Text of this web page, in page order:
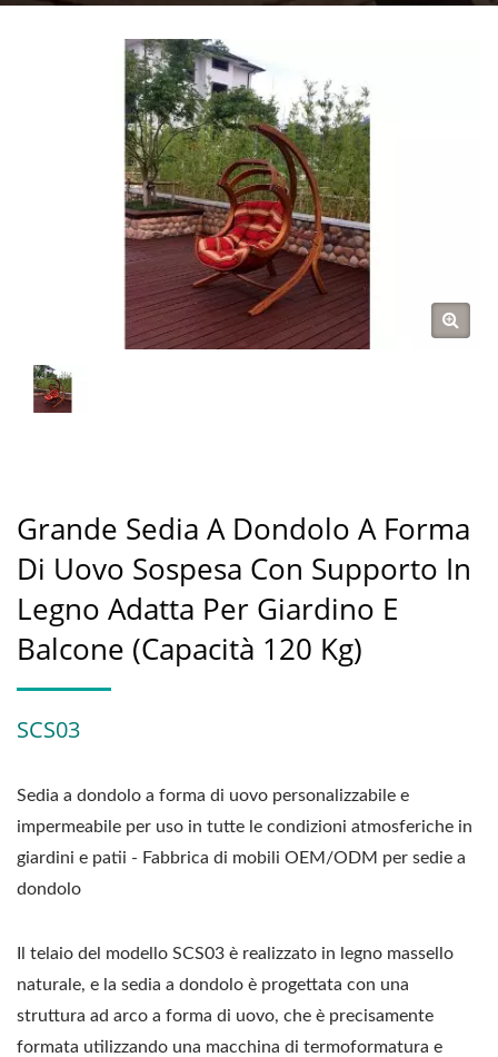
Grande Sedia A Dondolo A Forma
Di Uovo Sospesa Con Supporto In
Legno Adatta Per Giardino E
Balcone (Capacità 120 Kg)
SCS03
Sedia a dondolo a forma di uovo personalizzabile e
impermeabile per uso in tutte le condizioni atmosferiche in
giardini e patii - Fabbrica di mobili OEM/ODM per sedie a
dondolo
Il telaio del modello SCS03 è realizzato in legno massello
naturale, e la sedia a dondolo è progettata con una
struttura ad arco a forma di uovo, che è precisamente
formata utilizzando una macchina di termoformatura e